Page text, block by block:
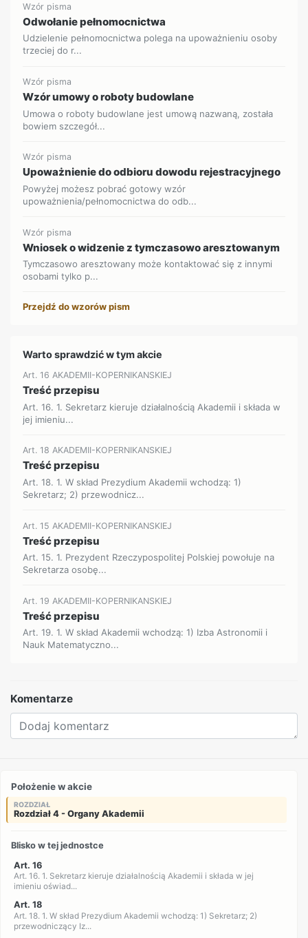
Wzór pisma
Odwołanie pełnomocnictwa
Udzielenie pełnomocnictwa polega na upoważnieniu osoby
trzeciej do r...
Wzór pisma
Wzór umowy o roboty budowlane
Umowa o roboty budowlane jest umową nazwaną, została
bowiem szczegół...
Wzór pisma
Upoważnienie do odbioru dowodu rejestracyjnego
Powyżej możesz pobrać gotowy wzór
upoważnienia/pełnomocnictwa do odb...
Wzór pisma
Wniosek o widzenie z tymczasowo aresztowanym
Tymczasowo aresztowany może kontaktować się z innymi
osobami tylko p...
Przejdź do wzorów pism
Warto sprawdzić w tym akcie
Art. 16 AKADEMII-KOPERNIKANSKIEJ
Treść przepisu
Art. 16. 1. Sekretarz kieruje działalnością Akademii i składa w
jej imieniu...
Art. 18 AKADEMII-KOPERNIKANSKIEJ
Treść przepisu
Art. 18. 1. W skład Prezydium Akademii wchodzą: 1)
Sekretarz; 2) przewodnicz...
Art. 15 AKADEMII-KOPERNIKANSKIEJ
Treść przepisu
Art. 15. 1. Prezydent Rzeczypospolitej Polskiej powołuje na
Sekretarza osobę...
Art. 19 AKADEMII-KOPERNIKANSKIEJ
Treść przepisu
Art. 19. 1. W skład Akademii wchodzą: 1) Izba Astronomii i
Nauk Matematyczno...
Komentarze
Położenie w akcie
ROZDZIAŁ
Rozdział 4 - Organy Akademii
Blisko w tej jednostce
Art. 16
Art. 16. 1. Sekretarz kieruje działalnością Akademii i składa w jej
imieniu oświad...
Art. 18
Art. 18. 1. W skład Prezydium Akademii wchodzą: 1) Sekretarz; 2)
przewodniczący Iz...